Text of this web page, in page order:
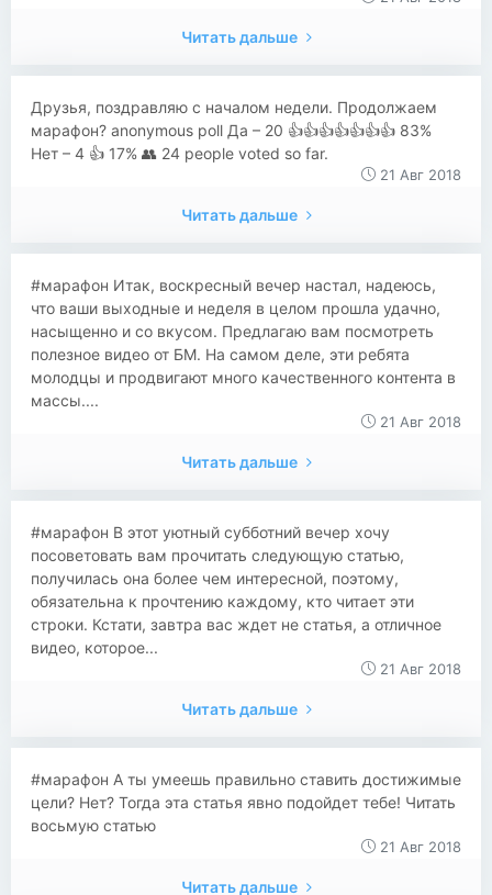
Читать дальше
Друзья, поздравляю с началом недели. Продолжаем
марафон? anonymous poll Да – 20 👍👍👍👍👍👍👍 83%
Нет – 4 👍 17% 👥 24 people voted so far.
21 Авг 2018
Читать дальше
#марафон Итак, воскресный вечер настал, надеюсь,
что ваши выходные и неделя в целом прошла удачно,
насыщенно и со вкусом. Предлагаю вам посмотреть
полезное видео от БМ. На самом деле, эти ребята
молодцы и продвигают много качественного контента в
массы....
21 Авг 2018
Читать дальше
#марафон В этот уютный субботний вечер хочу
посоветовать вам прочитать следующую статью,
получилась она более чем интересной, поэтому,
обязательна к прочтению каждому, кто читает эти
строки. Кстати, завтра вас ждет не статья, а отличное
видео, которое...
21 Авг 2018
Читать дальше
#марафон А ты умеешь правильно ставить достижимые
цели? Нет? Тогда эта статья явно подойдет тебе! Читать
восьмую статью
21 Авг 2018
Читать дальше